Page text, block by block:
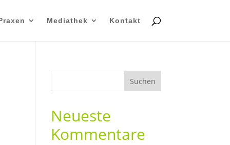
Mediathek Kontakt
Neueste
Kommentare